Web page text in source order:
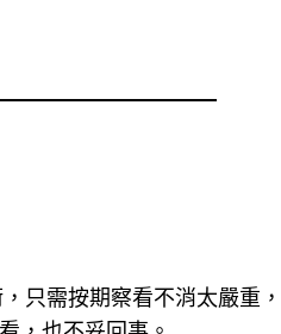
只需按期察看不消太嚴重